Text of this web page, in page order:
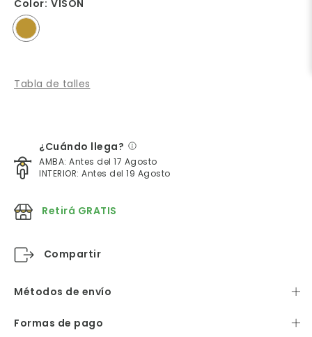
Color: VISON
Tabla de talles
¿Cuándo llega?
AMBA: Antes del 17 Agosto
INTERIOR: Antes del 19 Agosto
Retirá GRATIS
Compartir
Métodos de envío
Formas de pago